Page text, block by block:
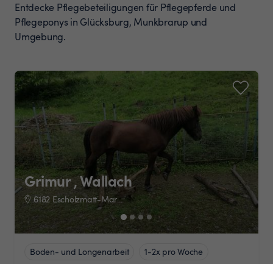
Entdecke Pflegebeteiligungen für Pflegepferde und
Pflegeponys in Glücksburg, Munkbrarup und
Umgebung.
Grimur , Wallach
6182 Escholzmatt-Marbach
Boden- und Longenarbeit
1-2x pro Woche